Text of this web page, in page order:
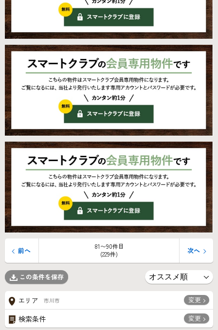
81〜90件目
(229件)
前へ 次へ
この条件を保存
エリア 市川市 変更
検索条件 変更